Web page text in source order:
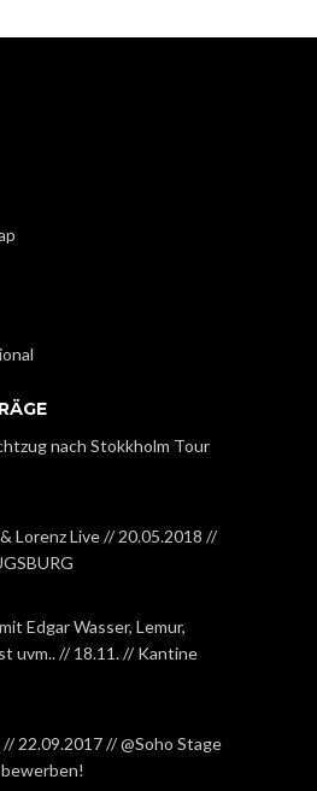
nach Stokkholm Tour
Lorenz Live // 20.05.2018 //
Edgar Wasser, Lemur,
uvm.. // 18.11. // Kantine
22.09.2017 // @Soho Stage